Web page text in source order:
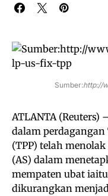
Sumber:http://
ATLANTA
dalam
(TPP) telah
(AS) dalam
mempaten ubat
dikurangkan